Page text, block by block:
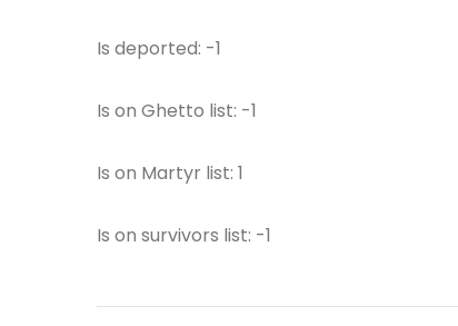
Is deported: -1
Is on Ghetto list: -1
Is on Martyr list: 1
Is on survivors list: -1